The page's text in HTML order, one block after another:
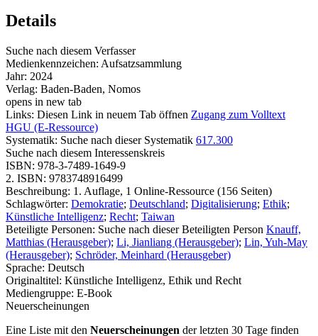
Details
Suche nach diesem Verfasser
Medienkennzeichen: Aufsatzsammlung
Jahr: 2024
Verlag: Baden-Baden, Nomos
opens in new tab
Links: Diesen Link in neuem Tab öffnen Zugang zum Volltext
HGU (E-Ressource)
Systematik: Suche nach dieser Systematik 617.300
Suche nach diesem Interessenskreis
ISBN: 978-3-7489-1649-9
2. ISBN: 9783748916499
Beschreibung: 1. Auflage, 1 Online-Ressource (156 Seiten)
Schlagwörter: Demokratie; Deutschland; Digitalisierung; Ethik;
Künstliche Intelligenz; Recht; Taiwan
Beteiligte Personen: Suche nach dieser Beteiligten Person Knauff,
Matthias (Herausgeber); Li, Jianliang (Herausgeber); Lin, Yuh-May
(Herausgeber); Schröder, Meinhard (Herausgeber)
Sprache: Deutsch
Originaltitel: Künstliche Intelligenz, Ethik und Recht
Mediengruppe: E-Book
Neuerscheinungen
Eine Liste mit den Neuerscheinungen der letzten 30 Tage finden